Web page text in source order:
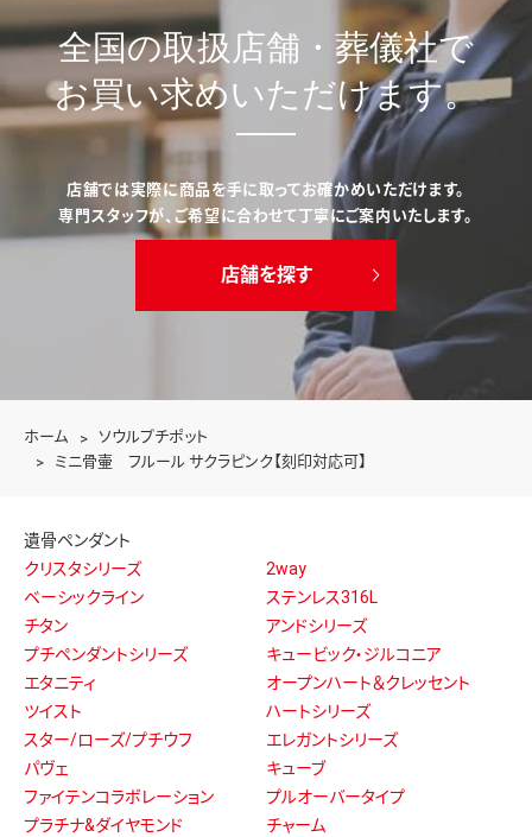
ホーム
ソウルプチポット
ミニ骨壷 フルール サクラピンク【刻印対応可】
全国の取扱店舗・葬儀社で
お買い求めいただけます。
店舗では実際に商品を手に取ってお確かめいただけます。
専門スタッフが、ご希望に合わせて丁寧にご案内いたします。
店舗を探す
遺骨ペンダント
クリスタシリーズ
2way
ベーシックライン
ステンレス316L
チタン
アンドシリーズ
プチペンダントシリーズ
キュービック・ジルコニア
エタニティ
オープンハート＆クレッセント
ツイスト
ハートシリーズ
スター/ローズ/プチウフ
エレガントシリーズ
パヴェ
キューブ
ファイテンコラボレーション
プルオーバータイプ
プラチナ&ダイヤモンド
チャーム